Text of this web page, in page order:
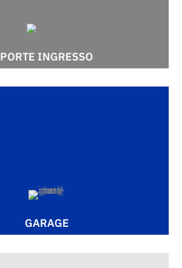
PORTE INGRESSO
GARAGE